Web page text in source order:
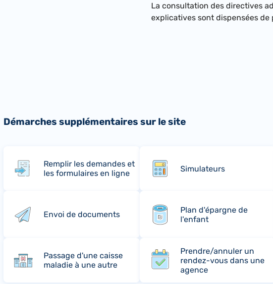
La consultation des directives
explicatives sont dispensées
Démarches supplémentaires sur le site
Remplir les demandes et
les formulaires en ligne
Simulateurs
Envoi de documents
Plan d'épargne de
l'enfant
Passage d'une caisse
maladie à une autre
Prendre/annuler un
rendez-vous dans une
agence